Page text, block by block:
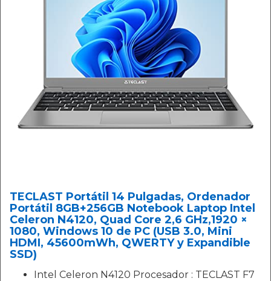
TECLAST Portátil 14 Pulgadas, Ordenador
Portátil 8GB+256GB Notebook Laptop Intel
Celeron N4120, Quad Core 2,6 GHz,1920 ×
1080, Windows 10 de PC (USB 3.0, Mini
HDMI, 45600mWh, QWERTY y Expandible
SSD)
Intel Celeron N4120 Procesador : TECLAST F7